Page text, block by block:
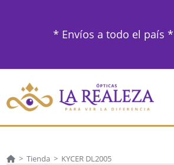
* Envíos a todo el país *
> Tienda > KYCER DL2005